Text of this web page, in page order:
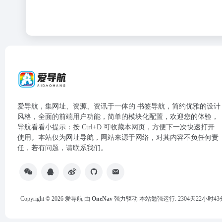
爱导航，集网址、资源、资讯于一体的 书签导航，简约优雅的设计
风格，全面的前端用户功能，简单的模块化配置，欢迎您的体验，
导航看看小提示：按 Ctrl+D 可收藏本网页，方便下一次快速打开
使用。本站仅为网址导航，网站来源于网络，对其内容不负任何责
任，若有问题，请联系我们。
Copyright © 2026 爱导航 由 OneNav 强力驱动 本站勉强运行: 2304天22小时43